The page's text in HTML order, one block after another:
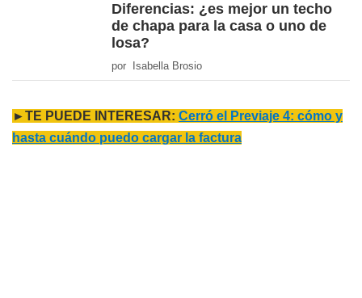
Diferencias: ¿es mejor un techo
de chapa para la casa o uno de
losa?
por Isabella Brosio
►TE PUEDE INTERESAR: Cerró el Previaje 4: cómo y
hasta cuándo puedo cargar la factura